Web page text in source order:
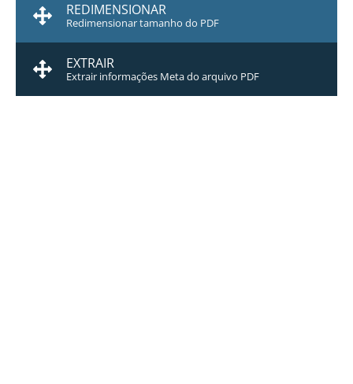
REDIMENSIONAR
Redimensionar tamanho do PDF
EXTRAIR
Extrair informações Meta do arquivo PDF